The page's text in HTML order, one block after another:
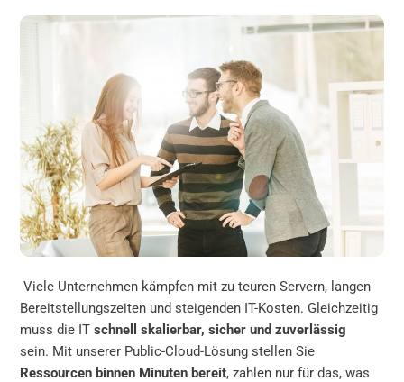
Viele Unternehmen kämpfen mit zu teuren Servern, langen
Bereitstellungszeiten und steigenden IT-Kosten. Gleichzeitig
muss die ITschnell skalierbar, sicher und zuverlässig
sein. Mit unserer Public-Cloud-Lösung stellen Sie
Ressourcen binnen Minuten bereit, zahlen nur für das, was